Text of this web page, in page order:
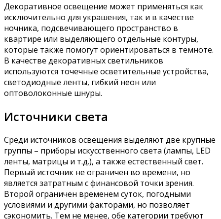
Декоративное освещение может применяться как
исключительно для украшения, так и в качестве
ночника, подсвечивающего пространство в
квартире или выделяющего отдельные контуры,
которые также помогут ориентироваться в темноте.
В качестве декоративных светильников
используются точечные осветительные устройства,
светодиодные ленты, гибкий неон или
оптоволоконные шнуры.
Источники света
Среди источников освещения выделяют две крупные
группы – приборы искусственного света (лампы, LED
ленты, матрицы и т.д.), а также естественный свет.
Первый источник не ограничен во времени, но
является затратным с финансовой точки зрения.
Второй ограничен временем суток, погодными
условиями и другими факторами, но позволяет
сэкономить. Тем не менее, обе категории требуют